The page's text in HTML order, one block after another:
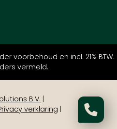
voorbehoud en incl. 21% BTW.
vermeld.
B.V.
verklaring